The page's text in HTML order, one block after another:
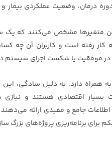
درمان، وضعیت عملکردی بیمار
متغیرها مشخص می‌کنند که یک
رفته است و کاربران آن چه
موفقیت یا شکست اجرای سیستم
همراه دارد. به دلیل سادگی،
اقتصادی هستند و نیازی
جامع و مفیدی ارائه
برنامه‌ریزی پروژه‌های بزرگ